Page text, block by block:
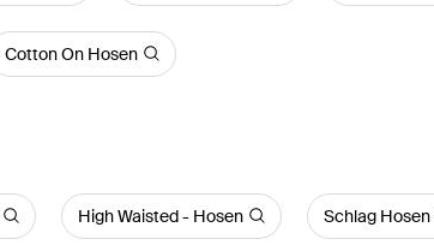
Cotton On Hosen
High Waisted - Hosen Schlag Hosen